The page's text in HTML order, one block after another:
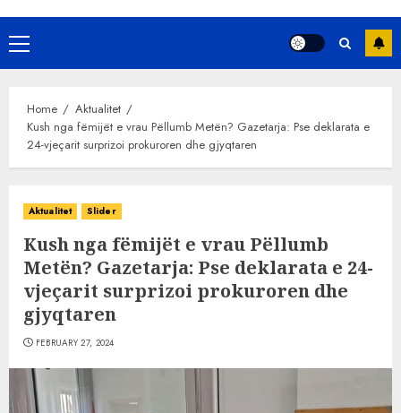
Primary
Menu
Home
Aktualitet
Kush nga fëmijët e vrau Pëllumb Metën? Gazetarja: Pse deklarata e
24-vjeçarit surprizoi prokuroren dhe gjyqtaren
Aktualitet Slider
Kush nga fëmijët e vrau Pëllumb
Metën? Gazetarja: Pse deklarata e 24-
vjeçarit surprizoi prokuroren dhe
gjyqtaren
FEBRUARY 27, 2024